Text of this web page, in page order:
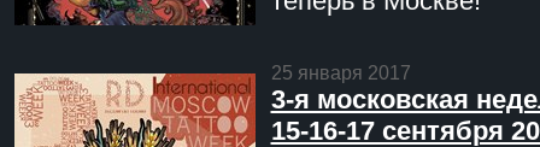
25 января 2017
3-я московская
15-16-17 сентября